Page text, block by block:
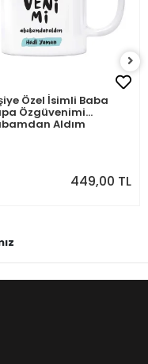
Özel İsimli Baba
Özgüvenimi
Aldım
449,00 TL